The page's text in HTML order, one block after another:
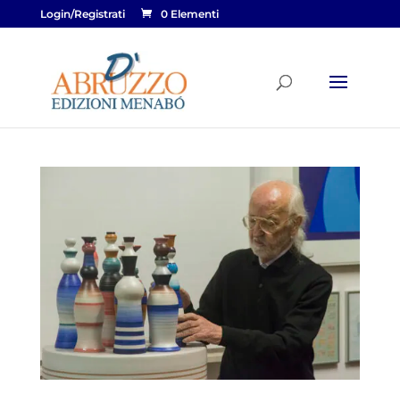
Login/Registrati 0 Elementi